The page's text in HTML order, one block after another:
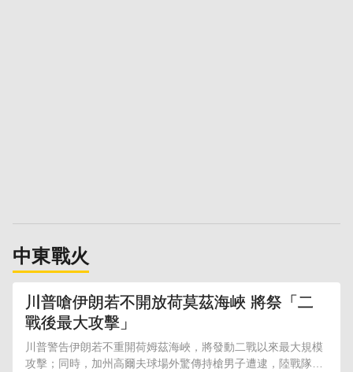
中東戰火
川普嗆伊朗若不開放荷莫茲海峽 將祭「二
戰後最大攻擊」
川普警告伊朗若不重開荷姆茲海峽，將發動二戰以來最大規模
攻擊；同時，加州高爾夫球場外驚傳持槍男子遭逮，陸戰隊一